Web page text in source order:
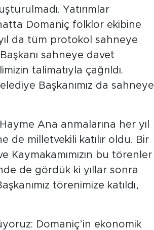
Yatırımlar
hatta Domaniç folklor ekibine
da tüm protokol sahneye
sahneye davet
talimatıyla çağrıldı.
Başkanımız da sahneye
Ana anmalarına her yıl
de milletvekili katılır oldu. Bir
Kaymakamımızın bu törenler
de gördük ki yıllar sonra
törenimize katıldı,
Domaniç’in ekonomik